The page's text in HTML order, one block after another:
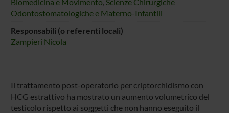
Odontostomatologiche e Materno-Infantili
Responsabili (o referenti locali)
Zampieri Nicola
Il trattamento post-operatorio per criptorchidismo con
HCG estrattivo ha mostrato un aumento volumetrico del
testicolo rispetto ai soggetti che non hanno eseguito il